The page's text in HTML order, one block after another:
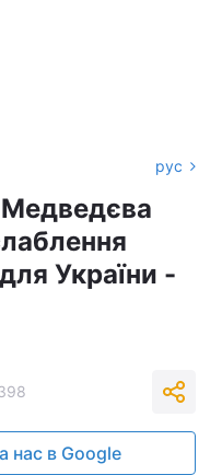
рус
Медведєва
України -
нас в Google